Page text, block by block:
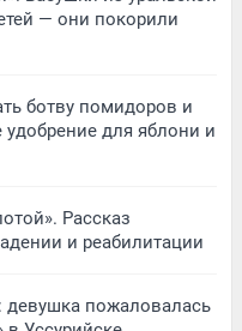
— они покорили
ботву помидоров и
для яблони и
Рассказ
и реабилитации
пожаловалась